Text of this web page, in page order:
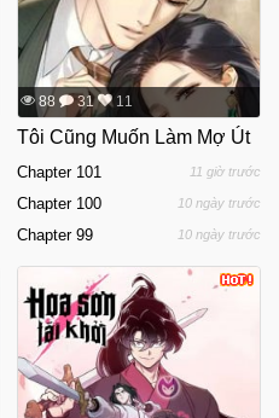
88 31 11
Tôi Cũng Muốn Làm Mợ Út
Chapter 101 11 giờ trước
Chapter 100 10 ngày trước
Chapter 99 10 ngày trước